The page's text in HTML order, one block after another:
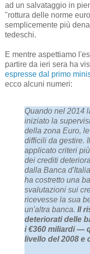
ad un salvataggio in
"rottura delle norme
semplicemente più
tedeschi.
E mentre aspettiamo
partire da ieri sera ha
espresse dal primo
ecco alcuni numeri:
Quando nel 2014
iniziato la
della zona Euro,
difficili da gestire.
applicato criteri
dei crediti
dalla Banca
ha costretto una
svalutazioni sui
ricevesse la sua
un'altra banca. Il
deteriorati delle
i €360 miliardi —
livello del 2008 e